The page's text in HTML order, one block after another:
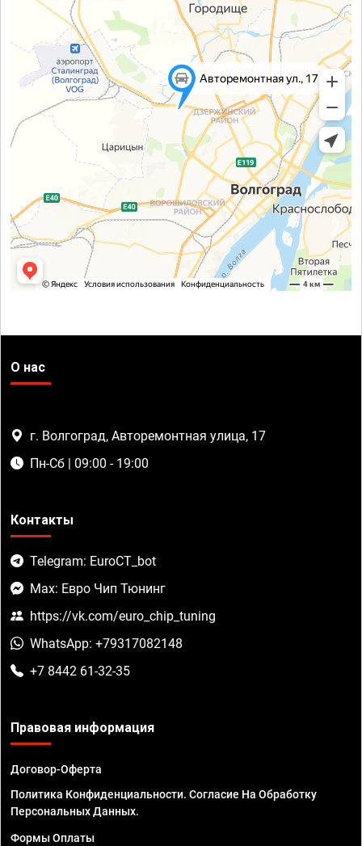
О нас
г. Волгоград, Авторемонтная улица, 17
Пн-Сб | 09:00 - 19:00
Контакты
Telegram: EuroCT_bot
Max: Евро Чип Тюнинг
https://vk.com/euro_chip_tuning
WhatsApp: +79317082148
+7 8442 61-32-35
Правовая информация
Договор-Оферта
Политика Конфиденциальности. Согласие На Обработку
Персональных Данных.
Формы Оплаты